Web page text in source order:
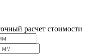
расчет стоимости